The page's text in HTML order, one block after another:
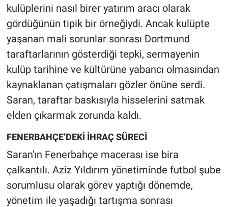
kulüplerini nasıl birer yatırım aracı olarak
gördüğünün tipik bir örneğiydi. Ancak kulüpte
yaşanan mali sorunlar sonrası Dortmund
taraftarlarının gösterdiği tepki, sermayenin
kulüp tarihine ve kültürüne yabancı olmasından
kaynaklanan çatışmaları gözler önüne serdi.
Saran, taraftar baskısıyla hisselerini satmak
elden çıkarmak zorunda kaldı.
FENERBAHÇE’DEKİ İHRAÇ SÜRECİ
Saran'ın Fenerbahçe macerası ise bira
çalkantılı. Aziz Yıldırım yönetiminde futbol şube
sorumlusu olarak görev yaptığı dönemde,
yönetim ile yaşadığı tartışma sonrası